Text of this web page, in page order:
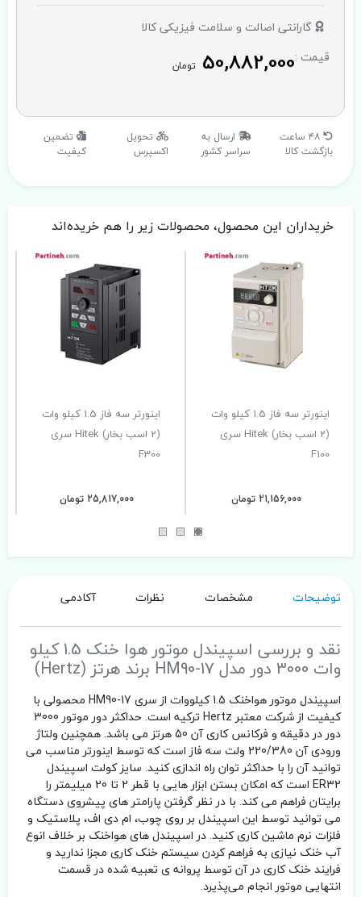
گارانتی اصالت و سلامت فیزیکی کالا
قیمت :50,882,000 تومان
۴۸ ساعت
بازگشت کالا
ارسال به
سراسر کشور
تحویل
اکسپرس
تضمین
کیفیت
خریداران این محصول، محصولات زیر را هم خریده‌اند
اینورتر سه فاز 1.5 کیلو وات
(2 اسب بخار) Hitek سری
F100
21,156,000 تومان
اینورتر سه فاز 1.5 کیلو وات
(2 اسب بخار) Hitek سری
F300
25,817,000 تومان
توضیحات مشخصات نظرات آکادمی
نقد و بررسی اسپیندل موتور هوا خنک 1.5 کیلو
وات 3000 دور مدل HM90-17 برند هرتز (Hertz)
اسپیندل موتور هواخنک 1.5 کیلووات از سری HM90-17 محصولی با
کیفیت از شرکت معتبر Hertz ترکیه است. حداکثر دور موتور 3000
دور در دقیقه و فرکانس کاری آن 50 هرتز می باشد. همچنین ولتاژ
ورودی آن 220/380 ولت سه فاز است که توسط اینورتر مناسب می
توانید آن را با حداکثر توان راه اندازی کنید. سایز کولت اسپیندل
ER32 است که امکان بستن ابزار هایی با قطر 2 تا 20 میلیمتر را
برایتان فراهم می کند. با در نظر گرفتن پارامتر های پیشروی دستگاه
می توانید توسط این اسپیندل بر روی چوب، ام دی اف، پلاستیک و
فلزات نرم ماشین کاری کنید. در اسپیندل های هواخنک بر خلاف انوع
آب خنک نیازی به فراهم کردن سیستم خنک کاری مجزا ندارید و
فرایند خنک کاری در آن توسط پروانه ی تعبیه شده در قسمت
انتهایی موتور انجام می‌پذیرد.